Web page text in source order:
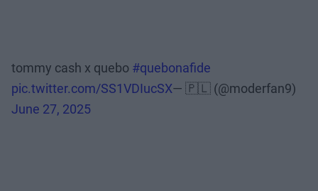
tommy cash x quebo #quebonafide
pic.twitter.com/SS1VDIucSX— 🇵🇱 (@moderfan9)
June 27, 2025